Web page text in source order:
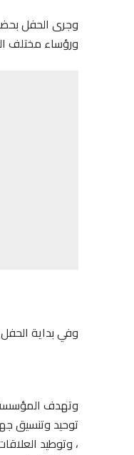
وجرى الحفل
ورؤساء مختلف
وفي بداية
وتهدف المؤسسة
توحيد وتنسيق
، وتوطيد